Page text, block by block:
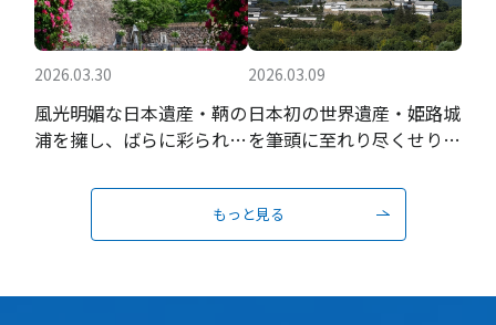
2026.03.30
風光明媚な日本遺産・鞆の
浦を擁し、ばらに彩られる
2026.03.09
日本初の世界遺産・姫路城
を筆頭に至れり尽くせりの
もっと見る